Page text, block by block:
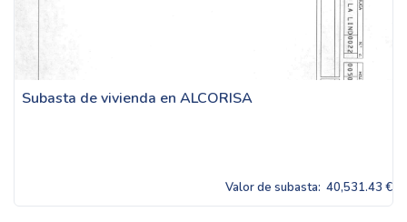
Subasta de vivienda en ALCORISA
Valor de subasta: 40,531.43 €